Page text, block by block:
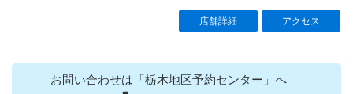
店舗詳細 アクセス
お問い合わせは「栃木地区予約センター」へ